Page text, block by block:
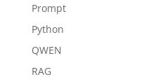
Prompt
Python
QWEN
RAG